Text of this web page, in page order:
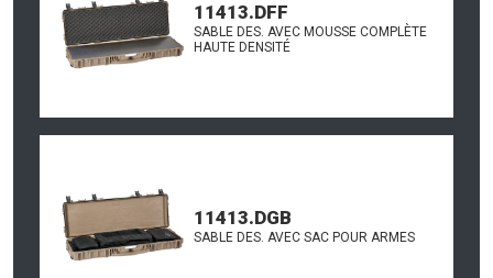
11413.DFF
SABLE DES. AVEC MOUSSE COMPLÈTE
HAUTE DENSITÉ
11413.DGB
SABLE DES. AVEC SAC POUR ARMES